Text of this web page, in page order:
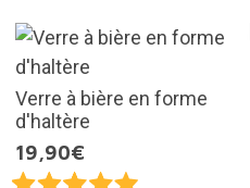
Verre à bière en forme
d'haltère
19,90€